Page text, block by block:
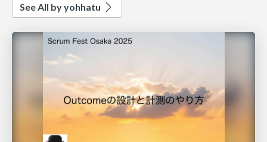
See All by yohhatu